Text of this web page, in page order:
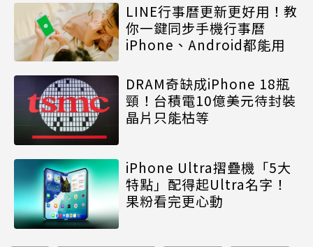
LINE行事曆更新更好用！教
你一鍵同步手機行事曆
iPhone、Android都能用
DRAM奇缺成iPhone 18瓶
頸！台積電10億美元待封裝
晶片只能枯等
iPhone Ultra摺疊機「5大
特點」配得起Ultra名字！
果粉看完更心動